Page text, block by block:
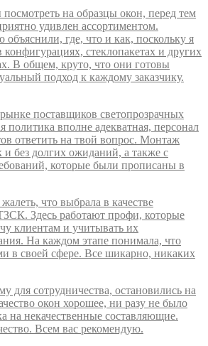
на образцы окон, перед тем
удивлен ассортиментом.
где, что и как, поскольку я
конфигурациях, стеклопакетах и других
В общем, круто, что они готовы
подход к каждому заказчику.
поставщиков светопрозрачных
политика вполне адекватная, персонал
ответить на твой вопрос. Монтаж
и без долгих ожиданий, а также с
которые были прописаны в
что выбрала в качестве
Здесь работают профи, которые
клиентам и учитывать их
На каждом этапе понимала, что
в своей сфере. Все шикарно, никаких
для сотрудничества, остановились на
окон хорошее, ни разу не было
на некачественные составляющие.
Всем вас рекомендую.